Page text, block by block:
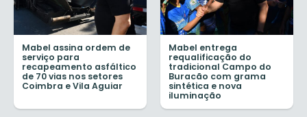
Mabel assina ordem de
serviço para
recapeamento asfáltico
de 70 vias nos setores
Coimbra e Vila Aguiar
Mabel entrega
requalificação do
tradicional Campo do
Buracão com grama
sintética e nova
iluminação